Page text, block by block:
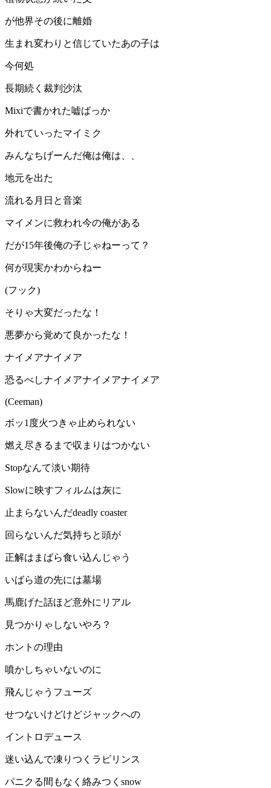
が他界その後に離婚
生まれ変わりと信じていたあの子は
今何処
長期続く裁判沙汰
Mixiで書かれた嘘ばっか
外れていったマイミク
みんなちげーんだ俺は俺は、、
地元を出た
流れる月日と音楽
マイメンに救われ今の俺がある
だが15年後俺の子じゃねーって？
何が現実かわからねー
(フック)
そりゃ大変だったな！
悪夢から覚めて良かったな！
ナイメアナイメア
恐るべしナイメアナイメアナイメア
(Ceeman)
ボッ1度火つきゃ止められない
燃え尽きるまで収まりはつかない
Stopなんて淡い期待
Slowに映すフィルムは灰に
止まらないんだdeadly coaster
回らないんだ気持ちと頭が
正解はまばら食い込んじゃう
いばら道の先には墓場
馬鹿げた話ほど意外にリアル
見つかりゃしないやろ？
ホントの理由
噴かしちゃいないのに
飛んじゃうフューズ
せつないけどけどジャックへの
イントロデュース
迷い込んで凍りつくラビリンス
パニクる間もなく絡みつくsnow